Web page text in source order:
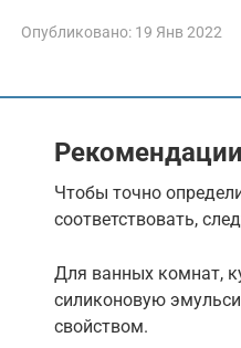
Опубликовано: 19 Янв 2022
Чтобы точно
соответствовать,
Для ванных комнат,
силиконовую
свойством.